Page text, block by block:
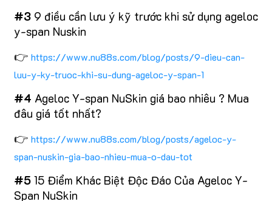
#3 9 điều cần lưu ý kỹ trước khi sử dụng ageloc
y-span Nuskin
👉 https://www.nu88s.com/blog/posts/9-dieu-can-
luu-y-ky-truoc-khi-su-dung-ageloc-y-span-1
#4 Ageloc Y-span NuSkin giá bao nhiêu ? Mua
đâu giá tốt nhất?
👉 https://www.nu88s.com/blog/posts/ageloc-y-
span-nuskin-gia-bao-nhieu-mua-o-dau-tot
#5 15 Điểm Khác Biệt Độc Đáo Của Ageloc Y-
Span NuSkin